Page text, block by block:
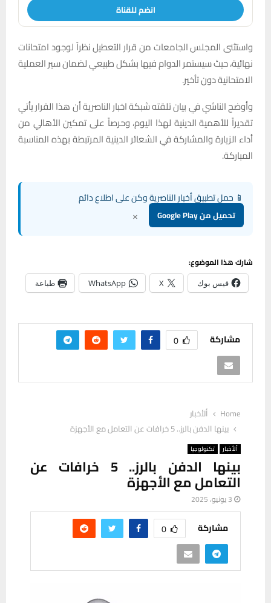
انضم للقناة
واستثنى المجلس الجامعات من قرار التعطيل نظراً لوجود امتحانات
نهائية، حيث سيستمر الدوام فيها بشكل طبيعي لضمان سير العملية
الامتحانية دون تأخير.
وأوضح الناشي في بيان تلقته شبكة اخبار الناصرية أن هذا القرار يأتي
تقديراً للأهمية الدينية لهذا اليوم، وحرصاً على تمكين الأهالي من
أداء الزيارة والمشاركة في الشعائر الدينية المرتبطة بهذه المناسبة
المباركة.
📱 حمل تطبيق أخبار الناصرية وكن على اطلاع دائم
تحميل من Google Play ×
شارك هذا الموضوع:
فيس بوك X
WhatsApp طباعة
مشاركة 0
Home
ألأخبار
بينها الدفن بالرز.. 5 خرافات عن التعامل مع الأجهزة
ألأخبار تكنولوجيا
بينها الدفن بالرز.. 5 خرافات عن
التعامل مع الأجهزة
3 يونيو، 2025
مشاركة 0